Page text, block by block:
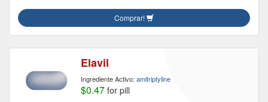
Comprar!
Elavil
Ingrediente Activo: amitriptyline
$0.47 for pill